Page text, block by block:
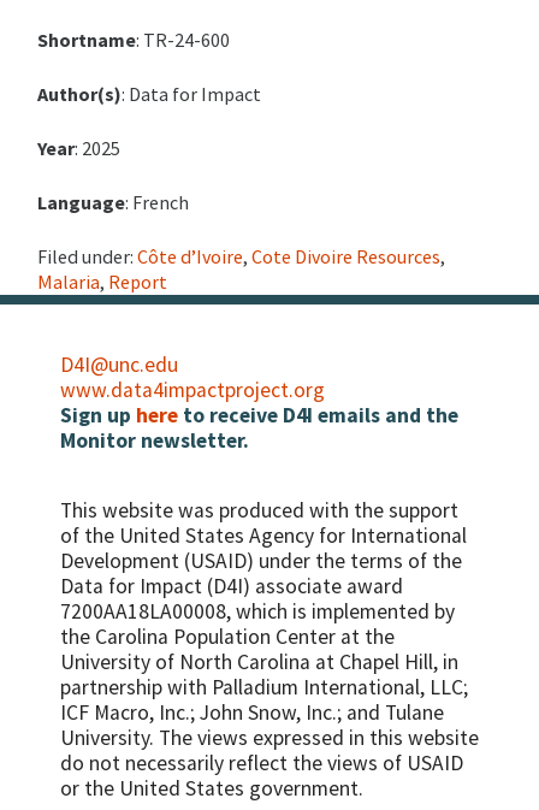
Shortname: TR-24-600
Author(s): Data for Impact
Year: 2025
Language: French
Filed under: Côte d’Ivoire, Cote Divoire Resources,
Malaria, Report
D4I@unc.edu
www.data4impactproject.org
Sign up here to receive D4I emails and the
Monitor newsletter.
This website was produced with the support
of the United States Agency for International
Development (USAID) under the terms of the
Data for Impact (D4I) associate award
7200AA18LA00008, which is implemented by
the Carolina Population Center at the
University of North Carolina at Chapel Hill, in
partnership with Palladium International, LLC;
ICF Macro, Inc.; John Snow, Inc.; and Tulane
University. The views expressed in this website
do not necessarily reflect the views of USAID
or the United States government.